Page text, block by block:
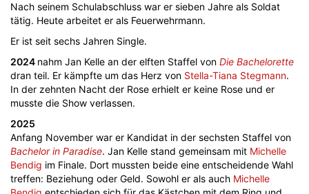
Nach seinem Schulabschluss war er sieben Jahre als Soldat
tätig. Heute arbeitet er als Feuerwehrmann.
Er ist seit sechs Jahren Single.
2024 nahm Jan Kelle an der elften Staffel von Die Bachelorette
dran teil. Er kämpfte um das Herz von Stella-Tiana Stegmann.
In der zehnten Nacht der Rose erhielt er keine Rose und er
musste die Show verlassen.
2025
Anfang November war er Kandidat in der sechsten Staffel von
Bachelor in Paradise. Jan Kelle stand gemeinsam mit Michelle
Bendig im Finale. Dort mussten beide eine entscheidende Wahl
treffen: Beziehung oder Geld. Sowohl er als auch Michelle